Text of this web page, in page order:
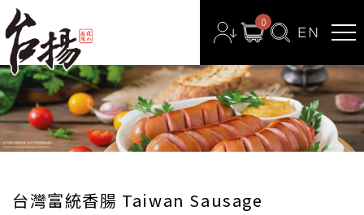
0
台灣富統香腸 Taiwan Sausage